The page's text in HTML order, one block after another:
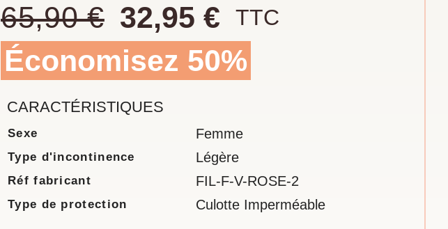
65,90 € 32,95 € TTC
Économisez 50%
CARACTÉRISTIQUES
Sexe Femme
Type d'incontinence Légère
Réf fabricant FIL-F-V-ROSE-2
Type de protection Culotte Imperméable